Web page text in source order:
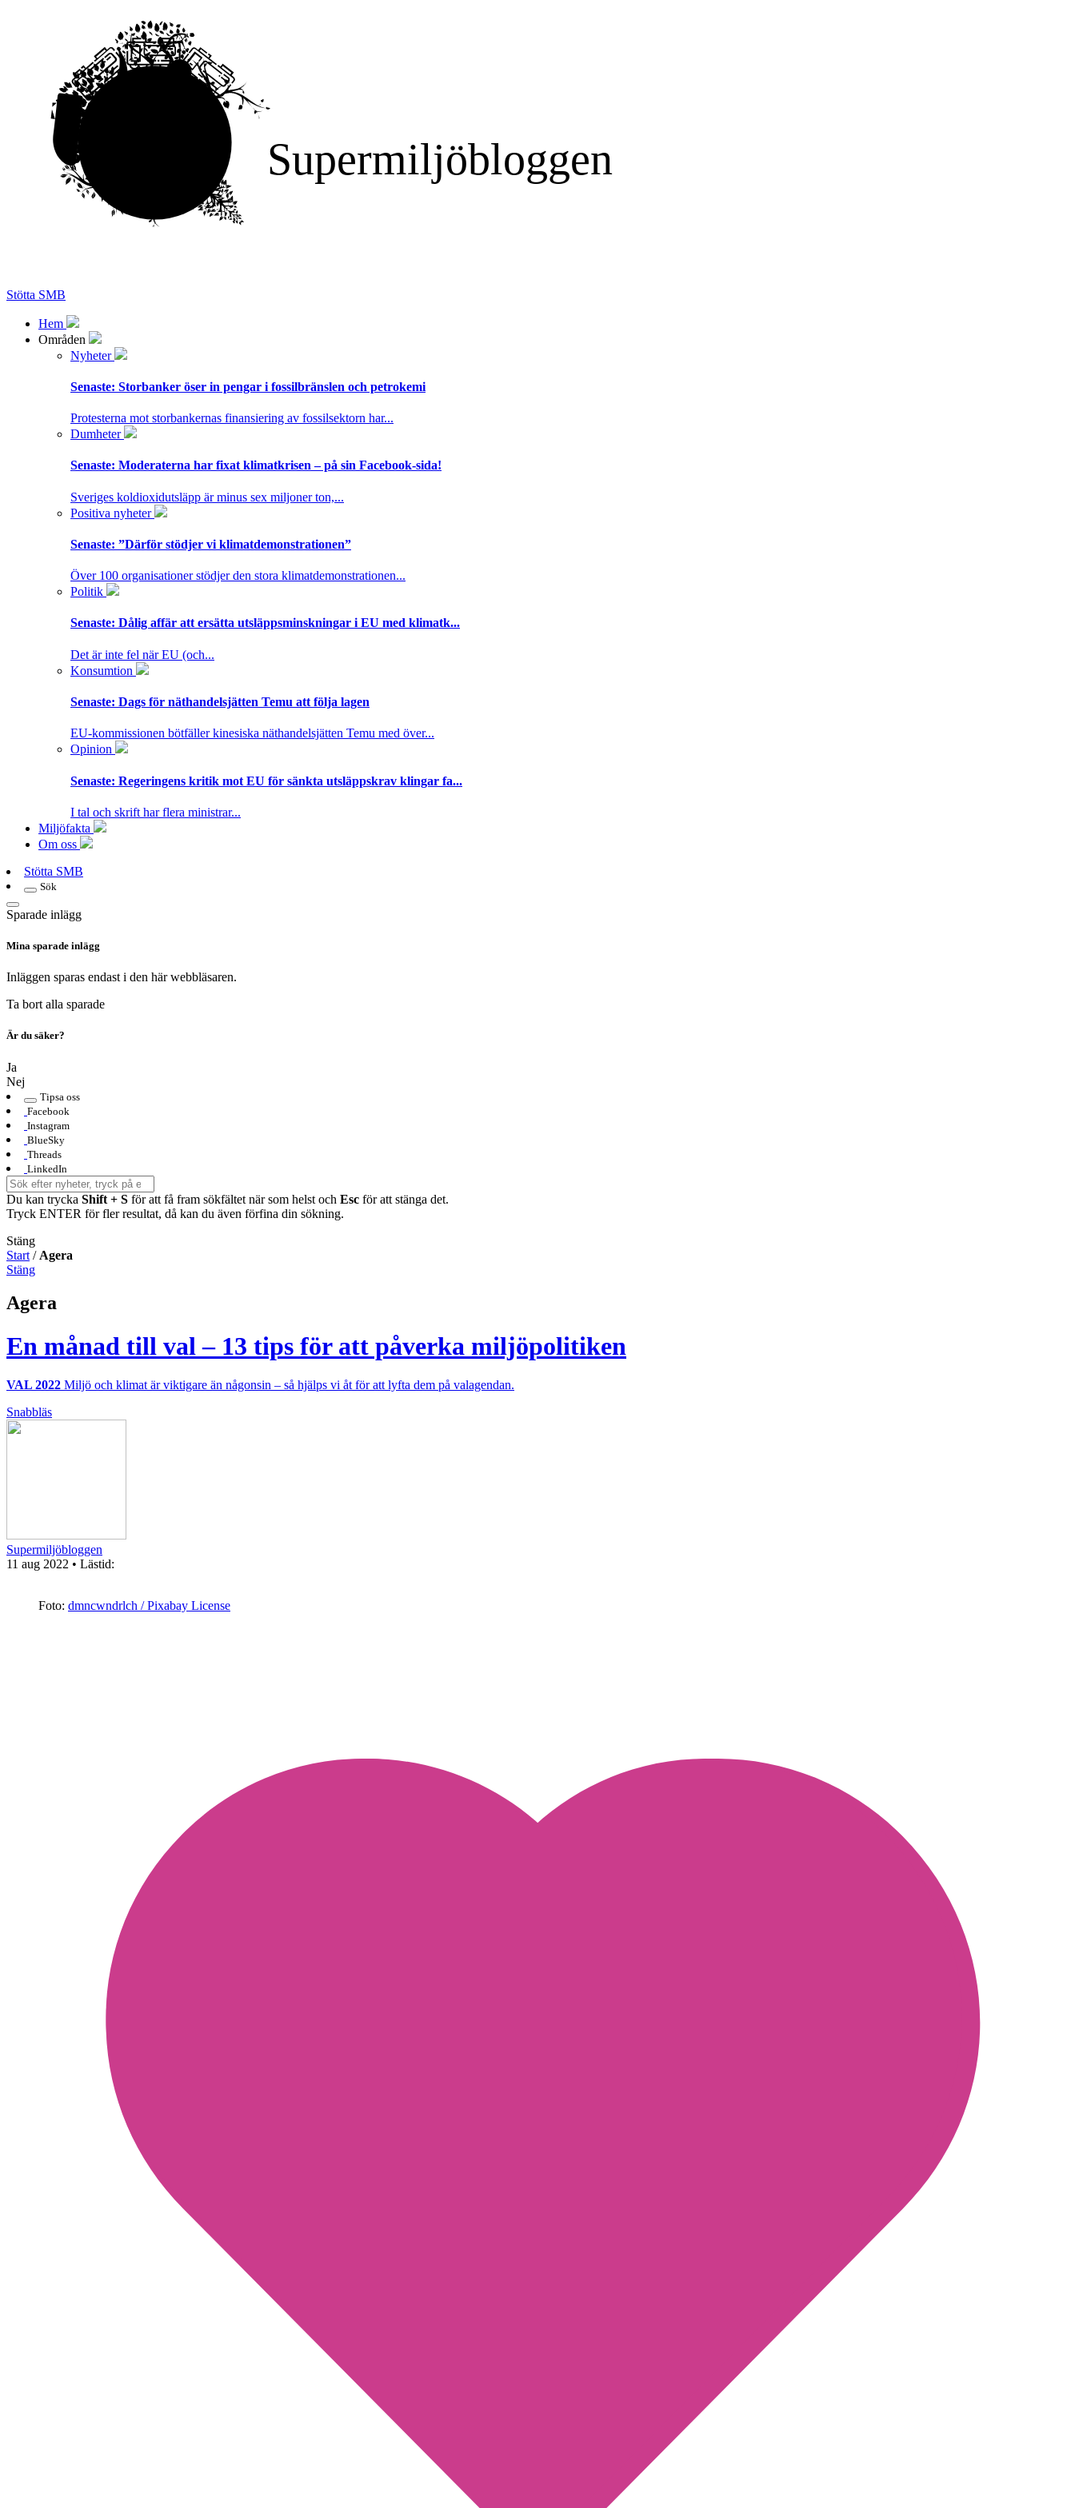
Supermiljöbloggen
Stötta SMB
Hem
Områden
Nyheter
Senaste: Storbanker öser in pengar i fossilbränslen och petrokemi
Protesterna mot storbankernas finansiering av fossilsektorn har...
Dumheter
Senaste: Moderaterna har fixat klimatkrisen – på sin Facebook-sida!
Sveriges koldioxidutsläpp är minus sex miljoner ton,...
Positiva nyheter
Senaste: ”Därför stödjer vi klimatdemonstrationen”
Över 100 organisationer stödjer den stora klimatdemonstrationen...
Politik
Senaste: Dålig affär att ersätta utsläppsminskningar i EU med klimatk...
Det är inte fel när EU (och...
Konsumtion
Senaste: Dags för näthandelsjätten Temu att följa lagen
EU-kommissionen bötfäller kinesiska näthandelsjätten Temu med över...
Opinion
Senaste: Regeringens kritik mot EU för sänkta utsläppskrav klingar fa...
I tal och skrift har flera ministrar...
Miljöfakta
Om oss
Stötta SMB
Sök
Sparade inlägg
Mina sparade inlägg
Inläggen sparas endast i den här webbläsaren.
Ta bort alla sparade
Är du säker?
Ja
Nej
Tipsa oss
Facebook
Instagram
BlueSky
Threads
LinkedIn
Du kan trycka Shift + S för att få fram sökfältet när som helst och Esc för att stänga det.
Tryck ENTER för fler resultat, då kan du även förfina din sökning.
Stäng
Start / Agera
Stäng
Agera
En månad till val – 13 tips för att påverka miljöpolitiken
VAL 2022 Miljö och klimat är viktigare än någonsin – så hjälps vi åt för att lyfta dem på valagendan.
Snabbläs
Supermiljöbloggen
11 aug 2022 • Lästid:
Foto: dmncwndrlch / Pixabay License